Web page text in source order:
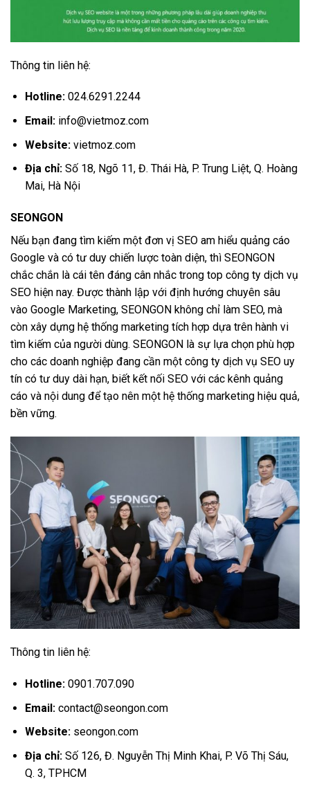
Thông tin liên hệ:
Hotline:024.6291.2244
Email: info@vietmoz.com
Website:vietmoz.com
Địa chỉ:Số 18, Ngõ 11, Đ. Thái Hà, P. Trung Liệt, Q. Hoàng
Mai, Hà Nội
SEONGON
Nếu bạn đang tìm kiếm một đơn vị SEO am hiểu quảng cáo
Google và có tư duy chiến lược toàn diện, thì SEONGON
chắc chắn là cái tên đáng cân nhắc trong top công ty dịch vụ
SEO hiện nay. Được thành lập với định hướng chuyên sâu
vào Google Marketing, SEONGON không chỉ làm SEO, mà
còn xây dựng hệ thống marketing tích hợp dựa trên hành vi
tìm kiếm của người dùng. SEONGON là sự lựa chọn phù hợp
cho các doanh nghiệp đang cần một công ty dịch vụ SEO uy
tín có tư duy dài hạn, biết kết nối SEO với các kênh quảng
cáo và nội dung để tạo nên một hệ thống marketing hiệu quả,
bền vững.
Thông tin liên hệ:
Hotline:0901.707.090
Email: contact@seongon.com
Website:seongon.com
Địa chỉ:Số 126, Đ. Nguyễn Thị Minh Khai, P. Võ Thị Sáu,
Q. 3, TPHCM